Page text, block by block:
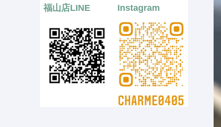
福山店LINE Instagram